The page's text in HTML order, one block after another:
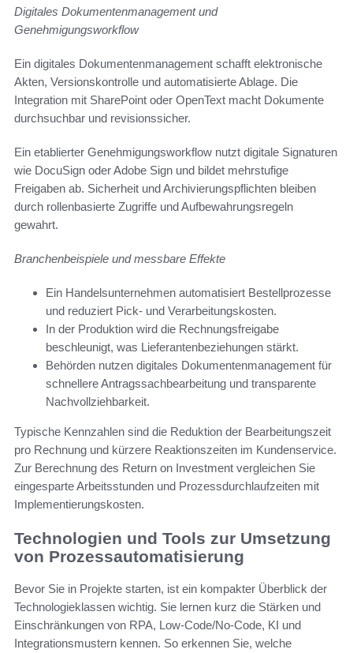
Digitales Dokumentenmanagement und
Genehmigungsworkflow
Ein digitales Dokumentenmanagement schafft elektronische
Akten, Versionskontrolle und automatisierte Ablage. Die
Integration mit SharePoint oder OpenText macht Dokumente
durchsuchbar und revisionssicher.
Ein etablierter Genehmigungsworkflow nutzt digitale Signaturen
wie DocuSign oder Adobe Sign und bildet mehrstufige
Freigaben ab. Sicherheit und Archivierungspflichten bleiben
durch rollenbasierte Zugriffe und Aufbewahrungsregeln
gewahrt.
Branchenbeispiele und messbare Effekte
Ein Handelsunternehmen automatisiert Bestellprozesse
und reduziert Pick- und Verarbeitungskosten.
In der Produktion wird die Rechnungsfreigabe
beschleunigt, was Lieferantenbeziehungen stärkt.
Behörden nutzen digitales Dokumentenmanagement für
schnellere Antragssachbearbeitung und transparente
Nachvollziehbarkeit.
Typische Kennzahlen sind die Reduktion der Bearbeitungszeit
pro Rechnung und kürzere Reaktionszeiten im Kundenservice.
Zur Berechnung des Return on Investment vergleichen Sie
eingesparte Arbeitsstunden und Prozessdurchlaufzeiten mit
Implementierungskosten.
Technologien und Tools zur Umsetzung
von Prozessautomatisierung
Bevor Sie in Projekte starten, ist ein kompakter Überblick der
Technologieklassen wichtig. Sie lernen kurz die Stärken und
Einschränkungen von RPA, Low-Code/No-Code, KI und
Integrationsmustern kennen. So erkennen Sie, welche